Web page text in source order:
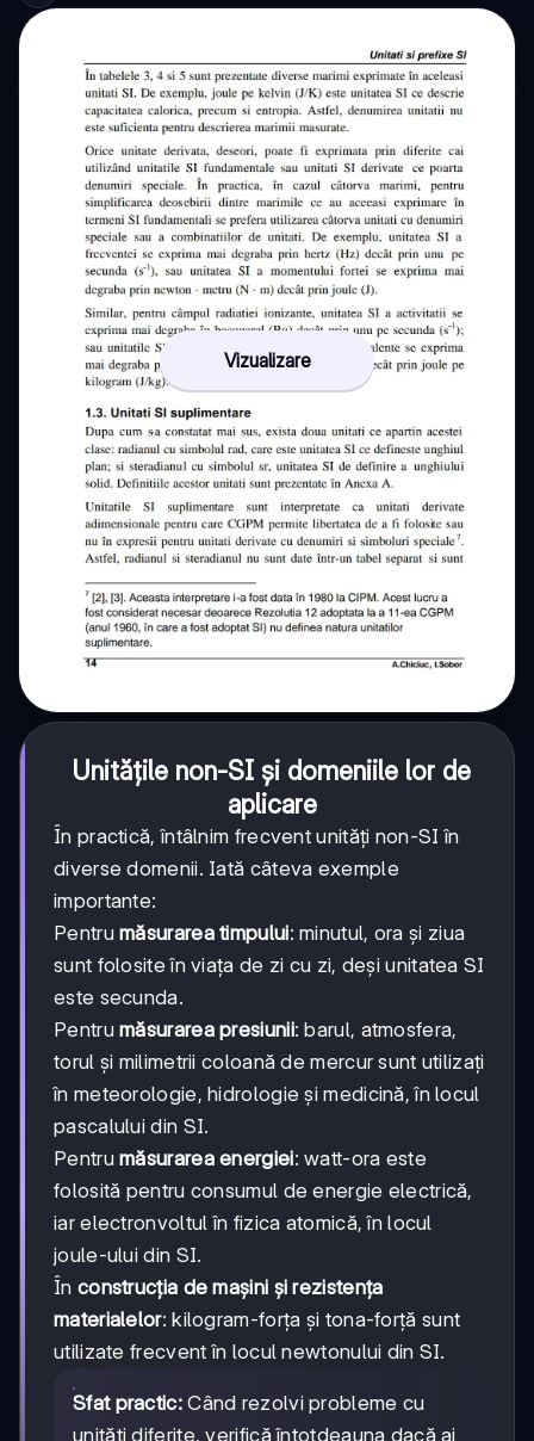
Vizualizare
Unitățile non-SI și domeniile lor de
aplicare
În practică, întâlnim frecvent unități non-SI în
diverse domenii. Iată câteva exemple
importante:
Pentrumăsurarea timpului: minutul, ora și ziua
sunt folosite în viața de zi cu zi, deși unitatea SI
este secunda.
Pentrumăsurarea presiunii: barul, atmosfera,
torul și milimetrii coloană de mercur sunt utilizați
în meteorologie, hidrologie și medicină, în locul
pascalului din SI.
Pentrumăsurarea energiei: watt-ora este
folosită pentru consumul de energie electrică,
iar electronvoltul în fizica atomică, în locul
joule-ului din SI.
În construcția de mașini și rezistența
materialelor: kilogram-forța și tona-forță sunt
utilizate frecvent în locul newtonului din SI.
Sfat practic:Când rezolvi probleme cu
unități diferite, verifică întotdeauna dacă ai